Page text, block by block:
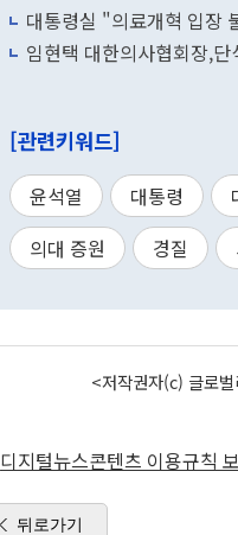
대통령실 "의료개혁 입장
임현택 대한의사협회장,
[관련키워드]
윤석열 대통령
의대 증원
경질
<저작권자(c) 글로
디지털뉴스콘텐츠 이용규칙
뒤로가기